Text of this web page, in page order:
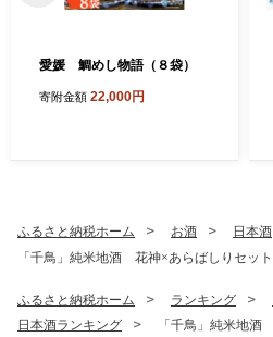
愛媛 鯛めし物語（８袋）
寄附金額 22,000円
ふるさと納税ホーム お酒
日本酒
「千鳥」純米地酒 花神×あらばしりセット
ふるさと納税ホーム ランキング
日本酒ランキング
「千鳥」純米地